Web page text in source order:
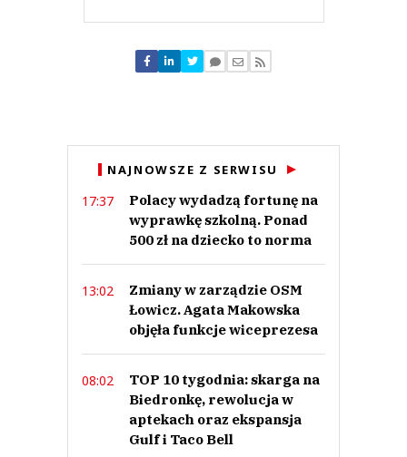
NAJNOWSZE Z SERWISU
17:37
Polacy wydadzą fortunę na
wyprawkę szkolną. Ponad
500 zł na dziecko to norma
13:02
Zmiany w zarządzie OSM
Łowicz. Agata Makowska
objęła funkcje wiceprezesa
08:02
TOP 10 tygodnia: skarga na
Biedronkę, rewolucja w
aptekach oraz ekspansja
Gulf i Taco Bell